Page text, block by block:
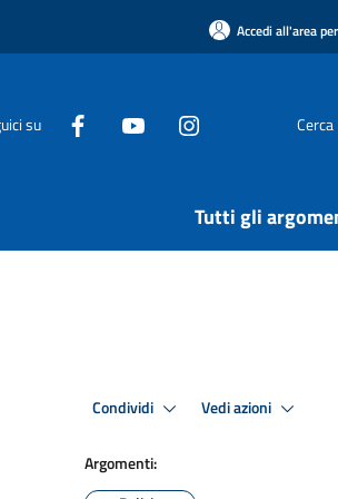
Accedi all'area
su Cerca
Tutti gli
Condividi Vedi azioni
Argomenti: